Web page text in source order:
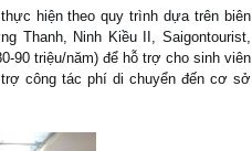
hiện theo quy trình dựa trên biên
Thanh, Ninh Kiều II, Saigontourist,
90 triệu/năm) để hỗ trợ cho sinh viên
công tác phí di chuyển đến cơ sở